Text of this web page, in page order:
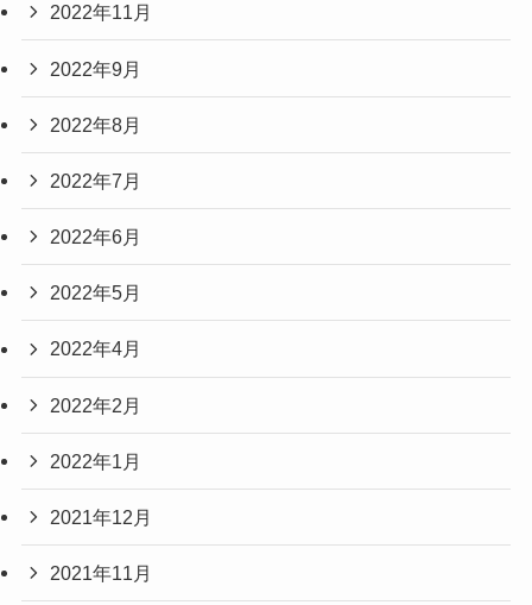
2022年11月
2022年9月
2022年8月
2022年7月
2022年6月
2022年5月
2022年4月
2022年2月
2022年1月
2021年12月
2021年11月